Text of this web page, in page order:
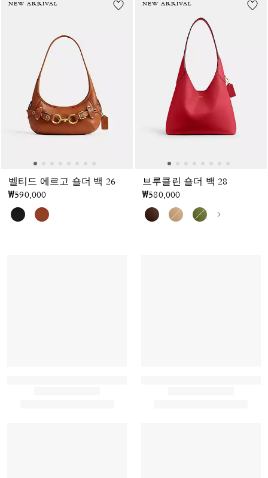
NEW ARRIVAL
벨티드 에르고 숄더 백 26
₩590,000
NEW ARRIVAL
브루클린 숄더 백 28
₩580,000